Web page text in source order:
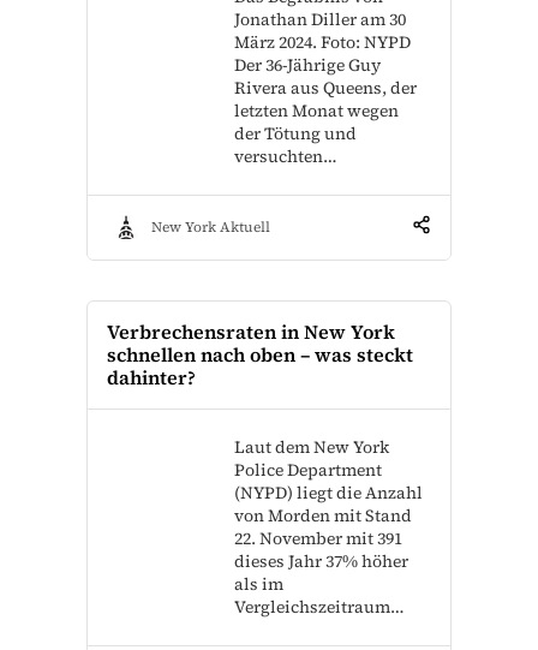
Jonathan Diller am 30
März 2024. Foto: NYPD
Der 36-Jährige Guy
Rivera aus Queens, der
letzten Monat wegen
der Tötung und
versuchten…
New York Aktuell
Verbrechensraten in New York
schnellen nach oben – was steckt
dahinter?
Laut dem New York
Police Department
(NYPD) liegt die Anzahl
von Morden mit Stand
22. November mit 391
dieses Jahr 37% höher
als im
Vergleichszeitraum…